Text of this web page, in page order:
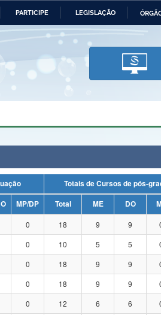
PARTICIPE LEGISLAÇÃO
Ministério da Economia Ministério da
Ministério da
Tecnologia,
Comunicações
dos Direitos Humanos
graduação
Totais de Cursos de pós-
MP/DP Total ME DO
0 18 9 9
0 10 5 5
0 18 9 9
0 18 9 9
0 12 6 6